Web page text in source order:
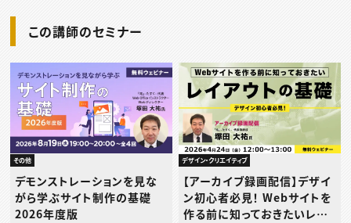
この講師のセミナー
その他
デモンストレーションを見な
がら学ぶサイト制作の基礎
2026年度版
デザイン・クリエイティブ
【アーカイブ録画配信】デザイ
ン初心者必見！ Webサイトを
作る前に知っておきたいレイ